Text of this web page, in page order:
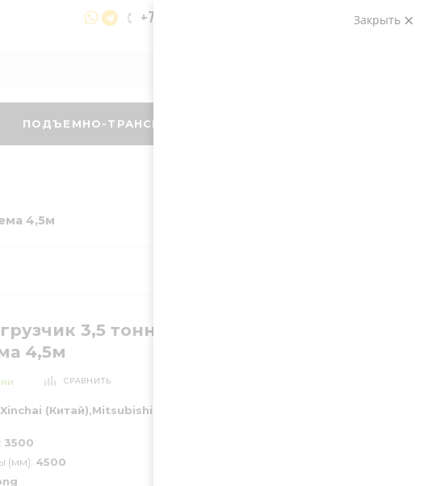
+7 495 128-75-76
ПОДЪЕМНО-ТРАНСПОРТНОЕ ОБОРУДОВАНИЕ
4,5м
3,5 тонны LiuGong CPCD35 |
4,5м
СРАВНИТЬ
Xinchai (Китай),Mitsubishi (Япония) на выбор
3500
(мм): 4500
Закрыть